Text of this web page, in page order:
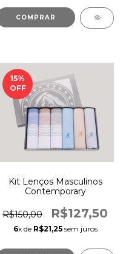
15%
OFF
Kit Lenços Masculinos
Contemporary
R$150,00 R$127,50
6x de R$21,25sem juros